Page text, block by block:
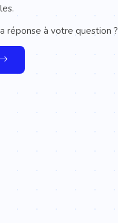
réponse à votre question ?